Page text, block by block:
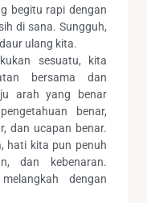
begitu rapi dengan
di sana. Sungguh,
ulang kita.
sesuatu, kita
bersama dan
arah yang benar
benar,
dan ucapan benar.
hati kita pun penuh
dan kebenaran.
dengan